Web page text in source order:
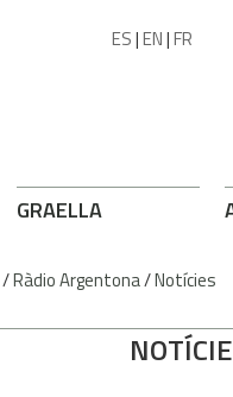
ES|EN|FR
GRAELLA
/Ràdio Argentona/Notícies